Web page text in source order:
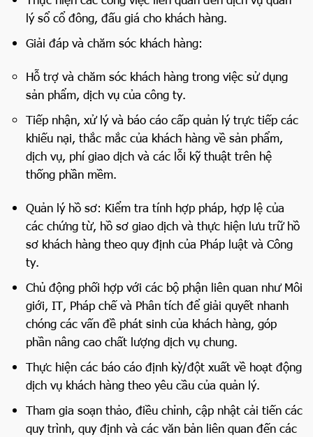
lý sổ cổ đông, đấu giá cho khách hàng.
Giải đáp và chăm sóc khách hàng:
Hỗ trợ và chăm sóc khách hàng trong việc sử dụng
sản phẩm, dịch vụ của công ty.
Tiếp nhận, xử lý và báo cáo cấp quản lý trực tiếp các
khiếu nại, thắc mắc của khách hàng về sản phẩm,
dịch vụ, phí giao dịch và các lỗi kỹ thuật trên hệ
thống phần mềm.
Quản lý hồ sơ: Kiểm tra tính hợp pháp, hợp lệ của
các chứng từ, hồ sơ giao dịch và thực hiện lưu trữ hồ
sơ khách hàng theo quy định của Pháp luật và Công
ty.
Chủ động phối hợp với các bộ phận liên quan như Môi
giới, IT, Pháp chế và Phân tích để giải quyết nhanh
chóng các vấn đề phát sinh của khách hàng, góp
phần nâng cao chất lượng dịch vụ chung.
Thực hiện các báo cáo định kỳ/đột xuất về hoạt động
dịch vụ khách hàng theo yêu cầu của quản lý.
Tham gia soạn thảo, điều chỉnh, cập nhật cải tiến các
quy trình, quy định và các văn bản liên quan đến các